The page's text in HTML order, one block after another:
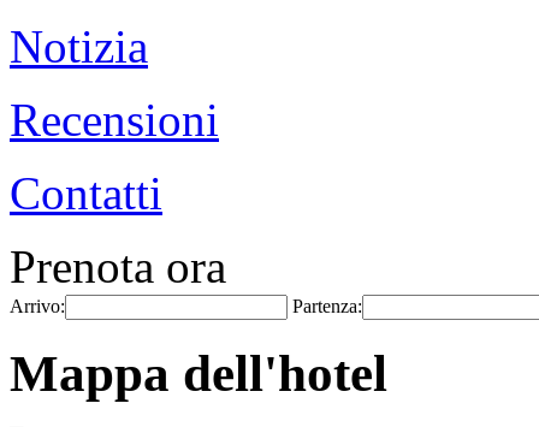
Notizia
Recensioni
Contatti
Prenota ora
Arrivo: Partenza:
Mappa dell'hotel